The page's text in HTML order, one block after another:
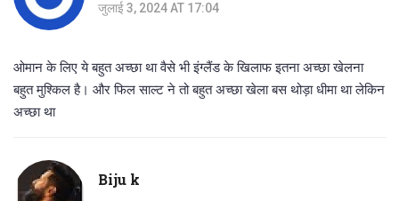
जुलाई 3, 2024 AT 17:04
ओमान के लिए ये बहुत अच्छा था वैसे भी इंग्लैंड के खिलाफ इतना अच्छा खेलना
बहुत मुश्किल है। और फिल साल्ट ने तो बहुत अच्छा खेला बस थोड़ा धीमा था लेकिन
अच्छा था
Biju k